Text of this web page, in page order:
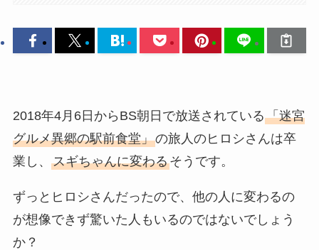
2018年4月6日からBS朝日で放送されている「迷宮
グルメ異郷の駅前食堂」の旅人のヒロシさんは卒
業し、 スギちゃんに変わるそうです。
ずっとヒロシさんだったので、他の人に変わるの
が想像できず驚いた人もいるのではないでしょう
か？